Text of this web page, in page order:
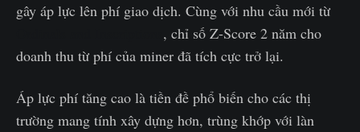
gây áp lực lên phí giao dịch. Cùng với nhu cầu mới từ
, chỉ số Z-Score 2 năm cho
doanh thu từ phí của miner đã tích cực trở lại.
Áp lực phí tăng cao là tiền đề phổ biến cho các thị
trường mang tính xây dựng hơn, trùng khớp với làn